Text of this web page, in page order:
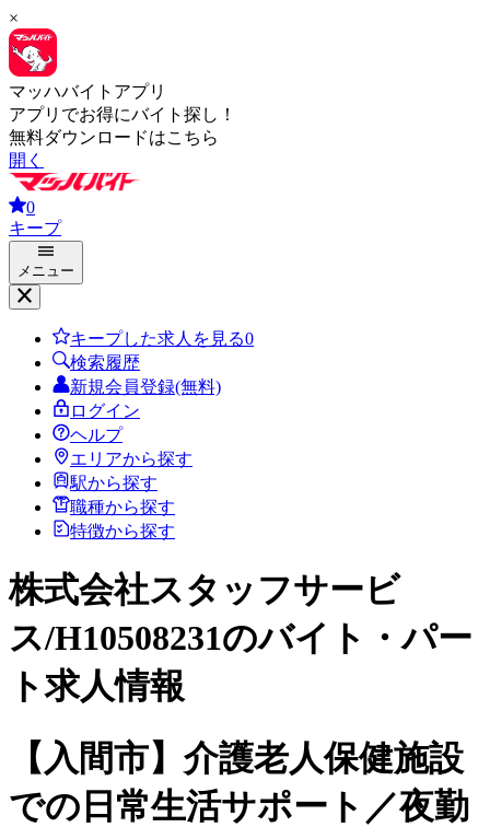
×
マッハバイトアプリ
アプリでお得にバイト探し！
無料ダウンロードはこちら
開く
0
キープ
メニュー
キープした求人を見る0
検索履歴
新規会員登録(無料)
ログイン
ヘルプ
エリアから探す
駅から探す
職種から探す
特徴から探す
株式会社スタッフサービ
ス/H10508231のバイト・パー
ト求人情報
【入間市】介護老人保健施設
での日常生活サポート／夜勤